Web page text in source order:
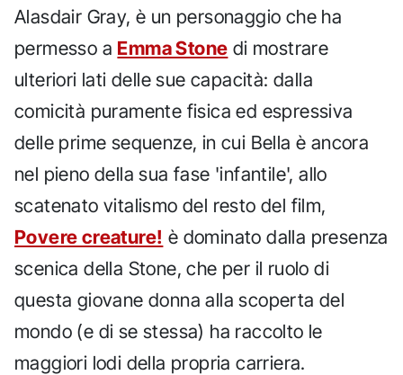
Alasdair Gray, è un personaggio che ha
permesso a Emma Stone di mostrare
ulteriori lati delle sue capacità: dalla
comicità puramente fisica ed espressiva
delle prime sequenze, in cui Bella è ancora
nel pieno della sua fase 'infantile', allo
scatenato vitalismo del resto del film,
Povere creature! è dominato dalla presenza
scenica della Stone, che per il ruolo di
questa giovane donna alla scoperta del
mondo (e di se stessa) ha raccolto le
maggiori lodi della propria carriera.